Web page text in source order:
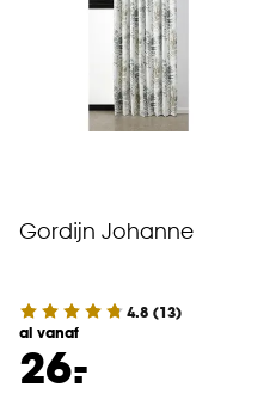
Gordijn Johanne
4.8 (13)
al vanaf
26.
-